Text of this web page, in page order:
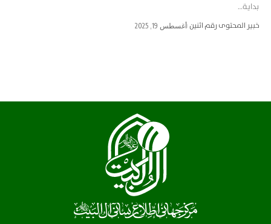
بداية…
خبير المحتوى رقم اثنين أغسطس 19, 2025